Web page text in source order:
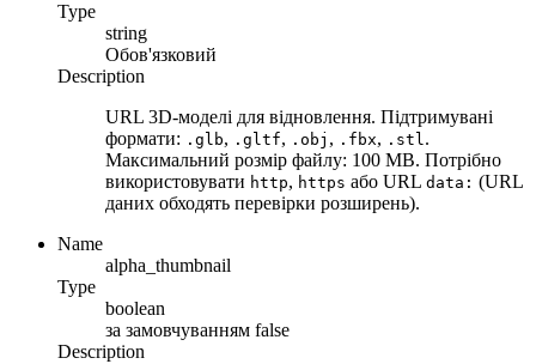
Type
string
Обов'язковий
Description
URL 3D-моделі для відновлення. Підтримувані
формати: .glb, .gltf, .obj , .fbx, .stl.
Максимальний розмір файлу: 100 MB. Потрібно
використовувати http, https або URL data: (URL
даних обходять перевірки розширень).
Name
alpha_thumbnail
Type
boolean
за замовчуванням false
Description